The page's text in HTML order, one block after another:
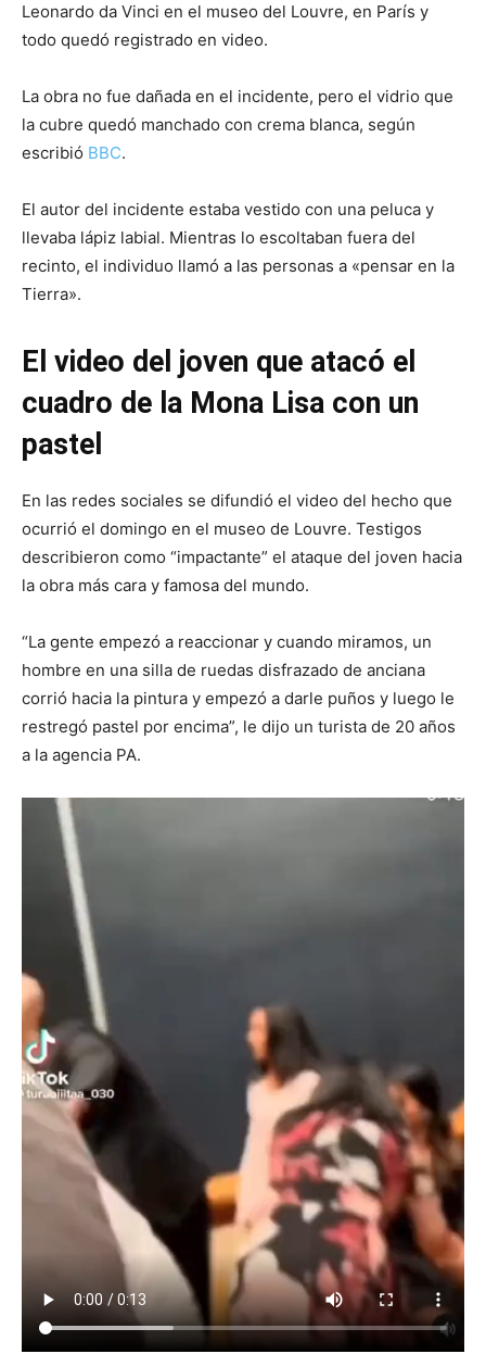
Leonardo da Vinci en el museo del Louvre, en París y
todo quedó registrado en video.
La obra no fue dañada en el incidente, pero el vidrio que
la cubre quedó manchado con crema blanca, según
escribió BBC.
El autor del incidente estaba vestido con una peluca y
llevaba lápiz labial. Mientras lo escoltaban fuera del
recinto, el individuo llamó a las personas a «pensar en la
Tierra».
El video del joven que atacó el
cuadro de la Mona Lisa con un
pastel
En las redes sociales se difundió el video del hecho que
ocurrió el domingo en el museo de Louvre. Testigos
describieron como “impactante” el ataque del joven hacia
la obra más cara y famosa del mundo.
“La gente empezó a reaccionar y cuando miramos, un
hombre en una silla de ruedas disfrazado de anciana
corrió hacia la pintura y empezó a darle puños y luego le
restregó pastel por encima”, le dijo un turista de 20 años
a la agencia PA.